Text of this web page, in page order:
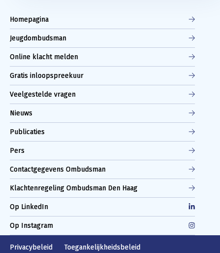
Homepagina
Jeugdombudsman
Online klacht melden
Gratis inloopspreekuur
Veelgestelde vragen
Nieuws
Publicaties
Pers
Contactgegevens Ombudsman
Klachtenregeling Ombudsman Den Haag
Op LinkedIn
Op Instagram
Privacybeleid Toegankelijkheidsbeleid